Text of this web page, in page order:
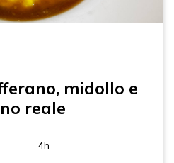
midollo e
reale
4h